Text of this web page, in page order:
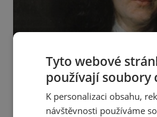
Tyto webové
používají soubory
K personalizaci obsahu,
návštěvnosti používáme